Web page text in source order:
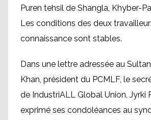
Puren tehsil de Shangla, Khyber-
Les conditions des deux
connaissance sont stables.
Dans une lettre adressée au
Khan, président du PCMLF, le
de IndustriALL Global Union, Jyrki
exprimé ses condoléances au